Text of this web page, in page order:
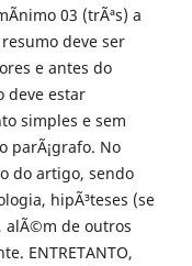
03 (trÃªs) a
deve ser
e antes do
deve estar
simples e sem
parÃ¡grafo. No
do artigo, sendo
hipÃ³teses (se
alÃ©m de outros
ENTRETANTO,